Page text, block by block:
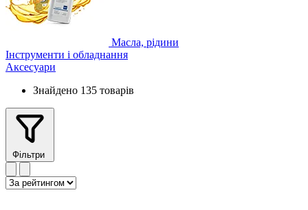
Масла, рідини
Інструменти і обладнання
Аксесуари
Знайдено 135 товарів
Фільтри